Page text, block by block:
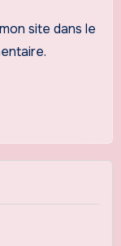
site dans le